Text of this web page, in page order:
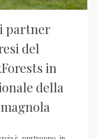
partner
del
in
della